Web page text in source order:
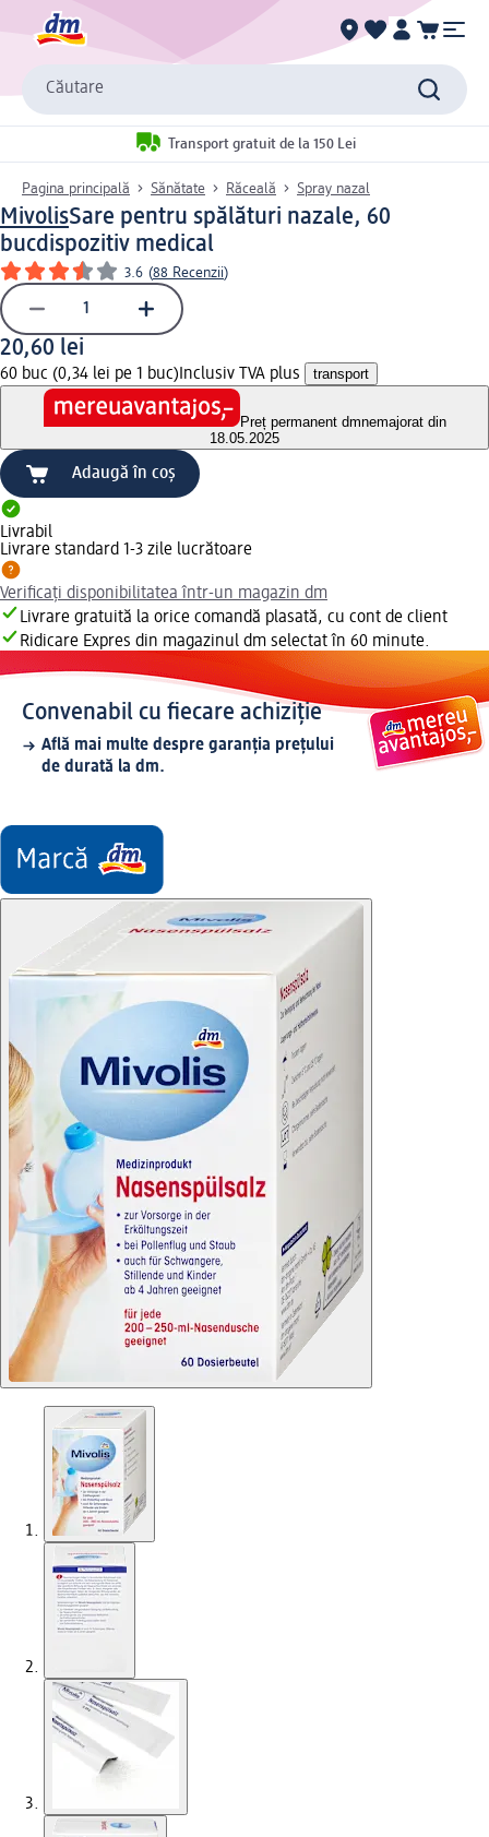
Căutare
Transport gratuit de la 150 Lei
Pagina principală Sănătate Răceală Spray nazal
MivolisSare pentru spălături nazale, 60
bucdispozitiv medical
3.6 (88 Recenzii)
20,60 lei
60 buc (0,34 lei pe 1 buc) Inclusiv TVA plus transport
Preț permanent dmnemajorat din
18.05.2025
Adaugă în coș
Livrabil
Livrare standard 1-3 zile lucrătoare
Verificați disponibilitatea într-un magazin dm
Livrare gratuită la orice comandă plasată, cu cont de client
Ridicare Expres din magazinul dm selectat în 60 minute.
Convenabil cu fiecare achiziție
Află mai multe despre garanția prețului
de durată la dm.